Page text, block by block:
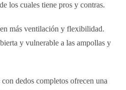
los cuales tiene pros y contras.
más ventilación y flexibilidad.
y vulnerable a las ampollas y
dedos completos ofrecen una